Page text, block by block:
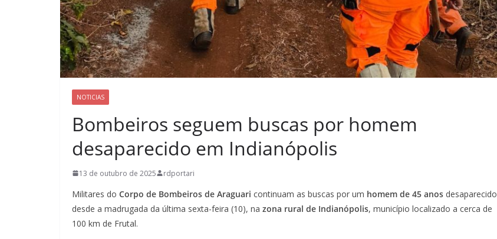
NOTICIAS
Bombeiros seguem buscas por homem
desaparecido em Indianópolis
13 de outubro de 2025 rdportari
Militares do Corpo de Bombeiros de Araguari continuam as buscas por um homem de 45 anos desaparecido
desde a madrugada da última sexta-feira (10), na zona rural de Indianópolis, município localizado a cerca de
100 km de Frutal.